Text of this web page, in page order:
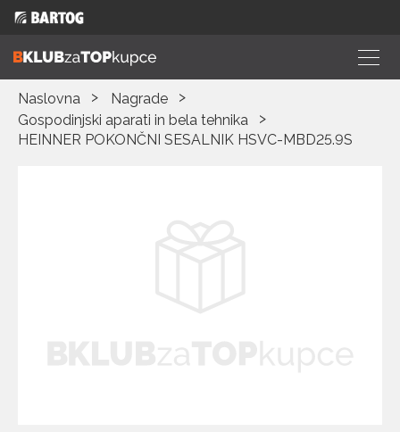
Naslovna
Nagrade
Gospodinjski aparati in bela tehnika
HEINNER POKONČNI SESALNIK HSVC-MBD25.9S